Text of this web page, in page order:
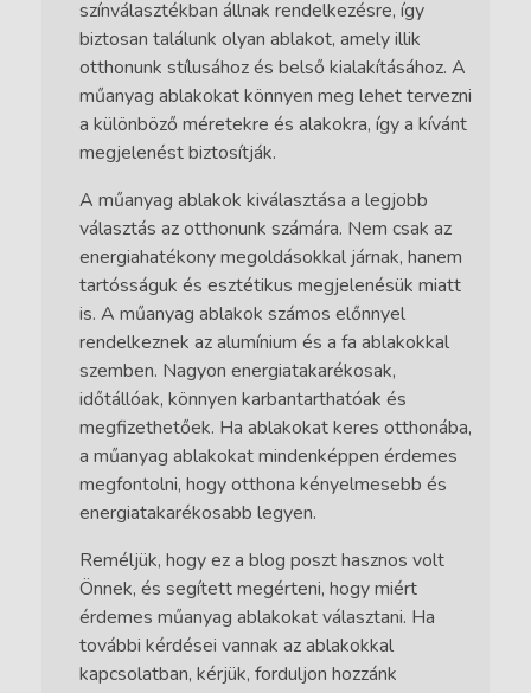
színválasztékban állnak rendelkezésre, így
biztosan találunk olyan ablakot, amely illik
otthonunk stílusához és belső kialakításához. A
műanyag ablakokat könnyen meg lehet tervezni
a különböző méretekre és alakokra, így a kívánt
megjelenést biztosítják.
A műanyag ablakok kiválasztása a legjobb
választás az otthonunk számára. Nem csak az
energiahatékony megoldásokkal járnak, hanem
tartósságuk és esztétikus megjelenésük miatt
is. A műanyag ablakok számos előnnyel
rendelkeznek az alumínium és a fa ablakokkal
szemben. Nagyon energiatakarékosak,
időtállóak, könnyen karbantarthatóak és
megfizethetőek. Ha ablakokat keres otthonába,
a műanyag ablakokat mindenképpen érdemes
megfontolni, hogy otthona kényelmesebb és
energiatakarékosabb legyen.
Reméljük, hogy ez a blog poszt hasznos volt
Önnek, és segített megérteni, hogy miért
érdemes műanyag ablakokat választani. Ha
további kérdései vannak az ablakokkal
kapcsolatban, kérjük, forduljon hozzánk